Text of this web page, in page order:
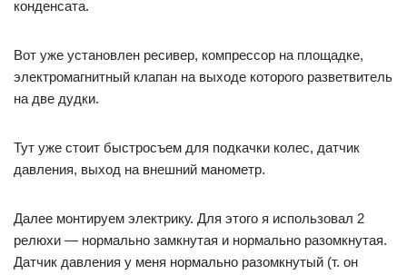
конденсата.
Вот уже установлен ресивер, компрессор на площадке,
электромагнитный клапан на выходе которого разветвитель
на две дудки.
Тут уже стоит быстросъем для подкачки колес, датчик
давления, выход на внешний манометр.
Далее монтируем электрику. Для этого я использовал 2
релюхи — нормально замкнутая и нормально разомкнутая.
Датчик давления у меня нормально разомкнутый (т. он